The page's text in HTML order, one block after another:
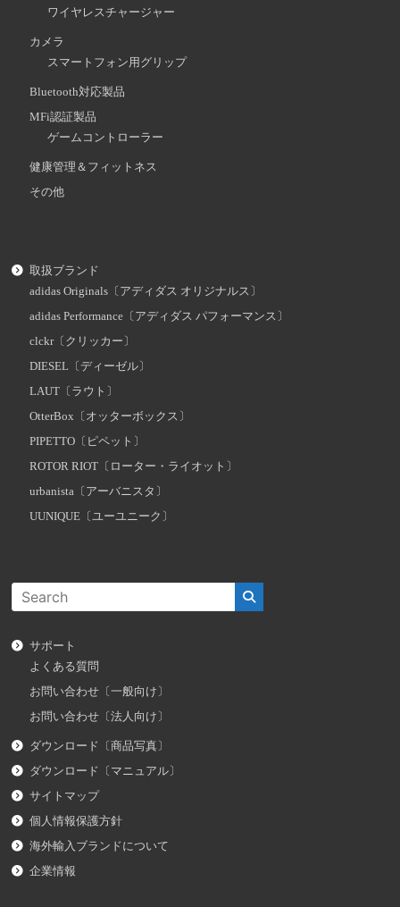
ワイヤレスチャージャー
カメラ
スマートフォン用グリップ
Bluetooth対応製品
MFi認証製品
ゲームコントローラー
健康管理＆フィットネス
その他
取扱ブランド
adidas Originals〔アディダス オリジナルス〕
adidas Performance〔アディダス パフォーマンス〕
clckr〔クリッカー〕
DIESEL〔ディーゼル〕
LAUT〔ラウト〕
OtterBox〔オッターボックス〕
PIPETTO〔ピペット〕
ROTOR RIOT〔ローター・ライオット〕
urbanista〔アーバニスタ〕
UUNIQUE〔ユーユニーク〕
サポート
よくある質問
お問い合わせ〔一般向け〕
お問い合わせ〔法人向け〕
ダウンロード〔商品写真〕
ダウンロード〔マニュアル〕
サイトマップ
個人情報保護方針
海外輸入ブランドについて
企業情報